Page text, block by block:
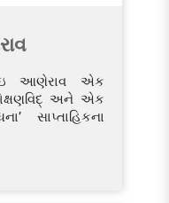
આણેરાવ એક
અને એક
સાપ્તાહિકના